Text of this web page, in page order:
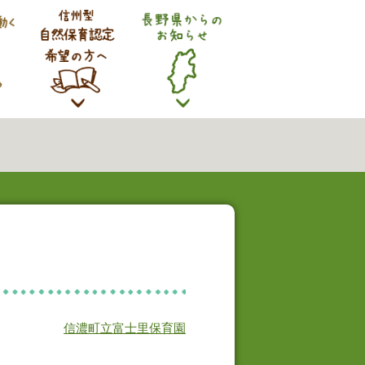
信濃町立富士里保育園